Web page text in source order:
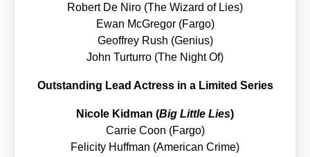
Robert De Niro (The Wizard of Lies)
Ewan McGre­gor (Far­go)
Geoffrey Rush (Geni­us)
John Tur­tur­ro (The Night Of)
Out­stan­ding Lead Actress in a Limi­t­ed Series
Nico­le Kid­man (Big Litt­le Lies)
Car­rie Coon (Far­go)
Feli­ci­ty Huff­man (Ame­ri­can Crime)